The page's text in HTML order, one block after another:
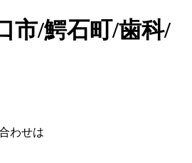
市/鰐石町/歯科/
わせは